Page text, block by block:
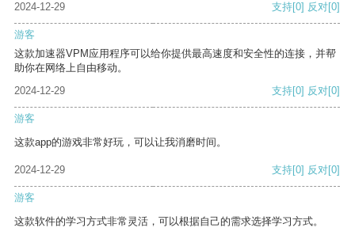
2024-12-29
支持[0] 反对[0]
游客
这款加速器VPM应用程序可以给你提供最高速度和安全性的连接，并帮
助你在网络上自由移动。
2024-12-29
支持[0] 反对[0]
游客
这款app的游戏非常好玩，可以让我消磨时间。
2024-12-29 支持[0] 反对[0]
游客
这款软件的学习方式非常灵活，可以根据自己的需求选择学习方式。